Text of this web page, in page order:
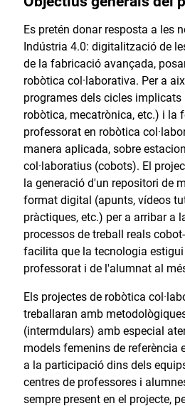
Es pretén donar resposta a les
Indústria 4.0: digitalització de
de la fabricació avançada,
robòtica col·laborativa. Per a
programes dels cicles
robòtica, mecatrònica, etc.) i la
professorat en robòtica
manera aplicada, sobre
col·laboratius (cobots). El
la generació d'un repositori de
format digital (apunts, vídeos
pràctiques, etc.) per a arribar a
processos de treball reals
facilita que la tecnologia
professorat i de l'alumnat al
Els projectes de robòtica
treballaran amb
(intermdulars) amb especial
models femenins de referència
a la participació dins dels
centres de professores i
sempre present en el projecte,